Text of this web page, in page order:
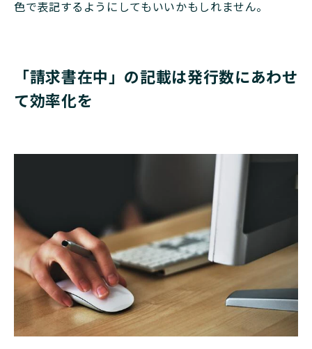
色で表記するようにしてもいいかもしれません。
「請求書在中」の記載は発行数にあわせ
て効率化を